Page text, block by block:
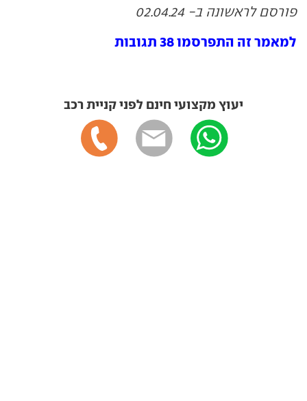
פורסם לראשונה ב- 02.04.24
למאמר זה התפרסמו 38 תגובות
יעוץ מקצועי חינם לפני קניית רכב